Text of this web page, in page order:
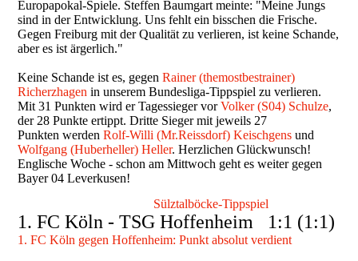
Europapokal-Spiele. Steffen Baumgart meinte: "Meine Jungs
sind in der Entwicklung. Uns fehlt ein bisschen die Frische.
Gegen Freiburg mit der Qualität zu verlieren, ist keine Schande,
aber es ist ärgerlich."
Keine Schande ist es, gegenRainer (themostbestrainer)
Richerzhagen in unserem Bundesliga-Tippspiel zu verlieren.
Mit 31 Punkten wird er Tagessieger vorVolker (S04) Schulze,
der 28 Punkte ertippt. Dritte Sieger mit jeweils 27
Punkten werdenRolf-Willi (Mr.Reissdorf) Keischgens und
Wolfgang (Huberheller) Heller. Herzlichen Glückwunsch!
Englische Woche - schon am Mittwoch geht es weiter gegen
Bayer 04 Leverkusen!
Sülztalböcke-Tippspiel
1. FC Köln - TSG Hoffenheim 1:1 (1:1)
1. FC Köln gegen Hoffenheim: Punkt absolut verdient